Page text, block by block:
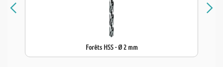
Forêts HSS - Ø 2 mm